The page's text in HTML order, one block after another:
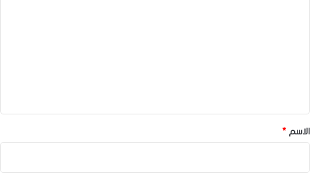
*
الاسم *